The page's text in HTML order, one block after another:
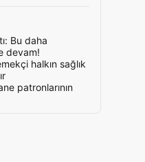
Bu daha
devam!
halkın sağlık
patronlarının